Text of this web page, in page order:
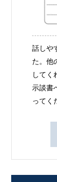
話しや
た。他
してく
示談書
ってく